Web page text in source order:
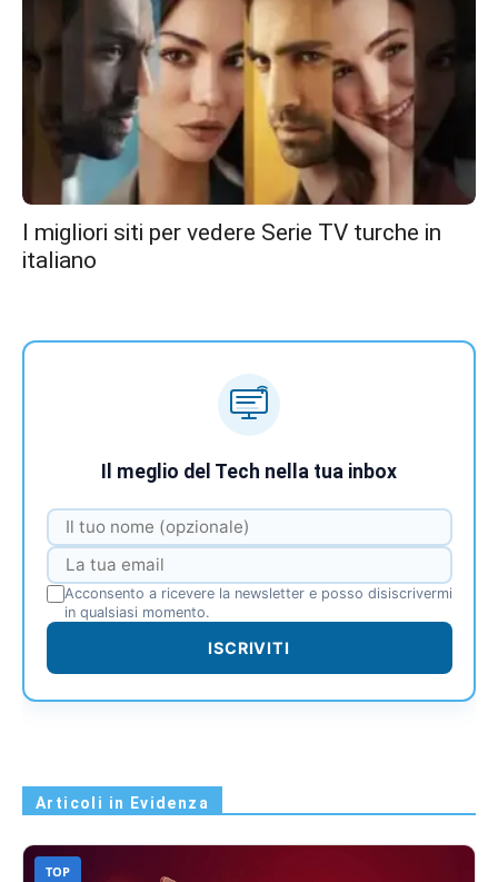
I migliori siti per vedere Serie TV turche in
italiano
Il meglio del Tech nella tua inbox
Acconsento a ricevere la newsletter e posso disiscrivermi
in qualsiasi momento.
ISCRIVITI
Articoli in Evidenza
TOP